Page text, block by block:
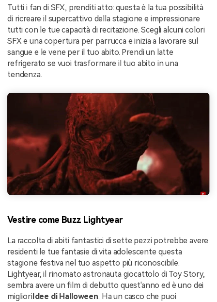
Tutti i fan di SFX, prenditi atto: questa è la tua possibilità
di ricreare il supercattivo della stagione e impressionare
tutti con le tue capacità di recitazione. Scegli alcuni colori
SFX e una copertura per parrucca e inizia a lavorare sul
sangue e le vene per il tuo abito. Prendi un latte
refrigerato se vuoi trasformare il tuo abito in una
tendenza.
Vestire come Buzz Lightyear
La raccolta di abiti fantastici di sette pezzi potrebbe avere
residenti le tue fantasie di vita adolescente questa
stagione festiva nel tuo aspetto più riconoscibile.
Lightyear, il rinomato astronauta giocattolo di Toy Story,
sembra avere un film di debutto quest'anno ed è uno dei
miglioriIdee di Halloween. Ha un casco che puoi